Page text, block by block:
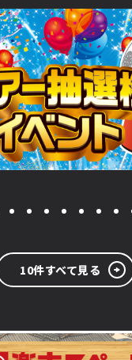
10件すべて見る